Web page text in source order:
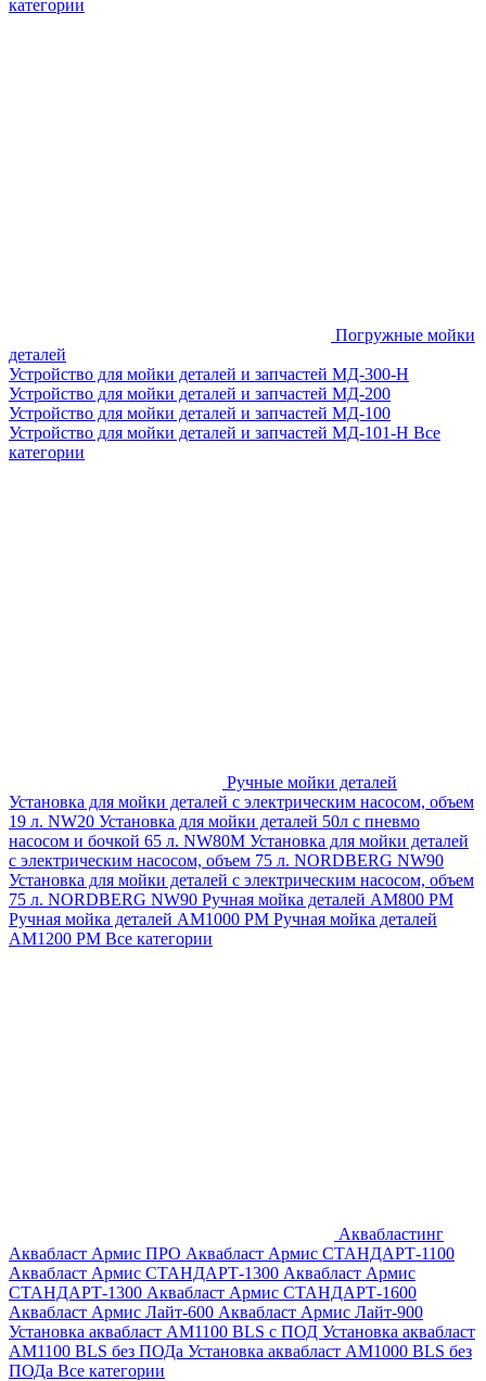
категории
Погружные мойки
деталей
Устройство для мойки деталей и запчастей МД-300-H
Устройство для мойки деталей и запчастей МД-200
Устройство для мойки деталей и запчастей МД-100
Устройство для мойки деталей и запчастей МД-101-Н Все
категории
Ручные мойки деталей
Установка для мойки деталей с электрическим насосом, объем
19 л. NW20 Установка для мойки деталей 50л с пневмо
насосом и бочкой 65 л. NW80M Установка для мойки деталей
с электрическим насосом, объем 75 л. NORDBERG NW90
Установка для мойки деталей с электрическим насосом, объем
75 л. NORDBERG NW90 Ручная мойка деталей АМ800 РМ
Ручная мойка деталей АМ1000 РМ Ручная мойка деталей
АМ1200 РМ Все категории
Аквабластинг
Аквабласт Армис ПРО Аквабласт Армис СТАНДАРТ-1100
Аквабласт Армис СТАНДАРТ-1300 Аквабласт Армис
СТАНДАРТ-1300 Аквабласт Армис СТАНДАРТ-1600
Аквабласт Армис Лайт-600 Аквабласт Армис Лайт-900
Установка аквабласт AM1100 BLS с ПОД Установка аквабласт
AM1100 BLS без ПОДа Установка аквабласт AM1000 BLS без
ПОДа Все категории